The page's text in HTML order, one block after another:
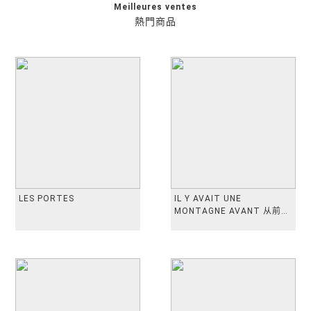
熱門商品
Meilleures ventes
LES PORTES
IL Y AVAIT UNE
MONTAGNE AVANT 从前有